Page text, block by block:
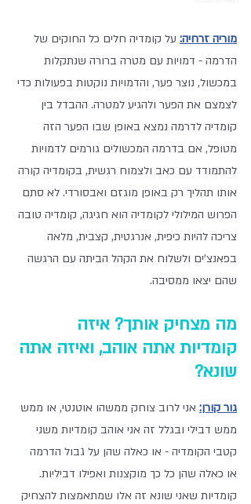
מוריה זרחיה: על קומדיה חלים כל החוקים של
הדרמה - דמויות עם מטרה ברורה שנתקלות
במכשול, נוצר פער, והדמויות נוקטות בפעולות כדי
לצמצם את הפער ולהגיע למטרה. ההבדל בין
קומדיה לדרמה נמצא באופן שבו הפער הזה
מטופל, אם בדרמה המכשולים גורמים לדמויות
להתמודד עם כאב ולצמוח רגשית, בקומדיה קורה
אותו תהליך רק באופן מוגזם ואבסורדי. לא סתם
הפרוש המילולי לקומדיה הוא חגיגה, קומדיה טובה
צריכה להיות כיפית, אנרגטית, קצבית, מלאה
בפאנצ'ים ולשלוח את הקהל הביתה עם הרגשה
שהם יצאו ממסיבה.
מה מצחיק אותך? איזה
קומדיות אתה אוהב, ואיזה אתה
שונא?
גור קורן: אני לרוב צוחק ממשהו אוטנטי, או ממש
ממש דבילי ובגלל זה אני אוהב קומדיות משני
קטבי הקומדיה - או כאלה שהן על גבול הדרמה
או כאלה שהן כל כך מוקצנות ואפילו דביליות.
קומדיות שאני שונא זה אלו שמתאמצות להצחיק